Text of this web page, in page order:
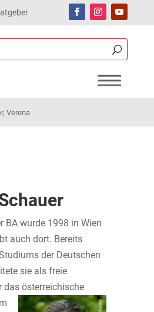
Verena
BA wurde 1998 in Wien
auch dort. Bereits
der Deutschen
sie als freie
österreichische